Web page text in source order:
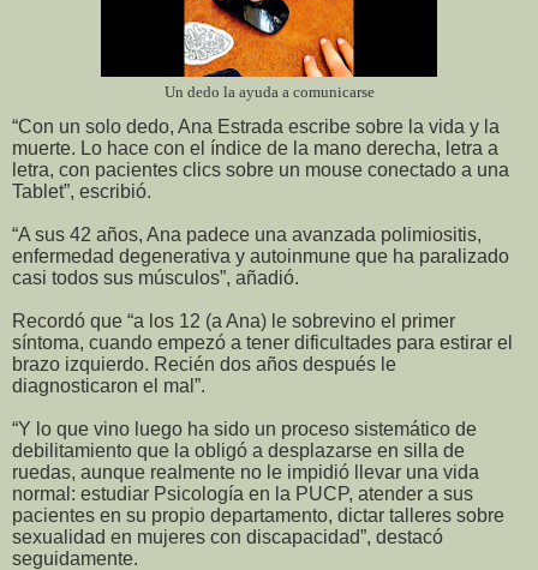
Un dedo la ayuda a comunicarse
“Con un solo dedo, Ana Estrada escribe sobre la vida y la
muerte. Lo hace con el índice de la mano derecha, letra a
letra, con pacientes clics sobre un mouse conectado a una
Tablet”, escribió.
“A sus 42 años, Ana padece una avanzada polimiositis,
enfermedad degenerativa y autoinmune que ha paralizado
casi todos sus músculos”, añadió.
Recordó que “a los 12 (a Ana) le sobrevino el primer
síntoma, cuando empezó a tener dificultades para estirar el
brazo izquierdo. Recién dos años después le
diagnosticaron el mal”.
“Y lo que vino luego ha sido un proceso sistemático de
debilitamiento que la obligó a desplazarse en silla de
ruedas, aunque realmente no le impidió llevar una vida
normal: estudiar Psicología en la PUCP, atender a sus
pacientes en su propio departamento, dictar talleres sobre
sexualidad en mujeres con discapacidad”, destacó
seguidamente.